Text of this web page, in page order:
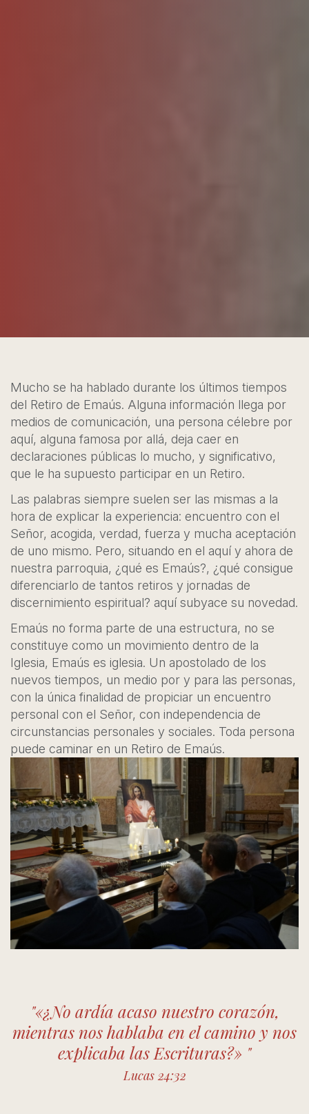
Mucho se ha hablado durante los últimos tiempos
del Retiro de Emaús. Alguna información llega por
medios de comunicación, una persona célebre por
aquí, alguna famosa por allá, deja caer en
declaraciones públicas lo mucho, y significativo,
que le ha supuesto participar en un Retiro.
Las palabras siempre suelen ser las mismas a la
hora de explicar la experiencia: encuentro con el
Señor, acogida, verdad, fuerza y mucha aceptación
de uno mismo. Pero, situando en el aquí y ahora de
nuestra parroquia, ¿qué es Emaús?, ¿qué consigue
diferenciarlo de tantos retiros y jornadas de
discernimiento espiritual? aquí subyace su novedad.
Emaús no forma parte de una estructura, no se
constituye como un movimiento dentro de la
Iglesia, Emaús es iglesia. Un apostolado de los
nuevos tiempos, un medio por y para las personas,
con la única finalidad de propiciar un encuentro
personal con el Señor, con independencia de
circunstancias personales y sociales. Toda persona
puede caminar en un Retiro de Emaús.
"«¿No ardía acaso nuestro corazón,
mientras nos hablaba en el camino y nos
explicaba las Escrituras?» "
Lucas 24:32